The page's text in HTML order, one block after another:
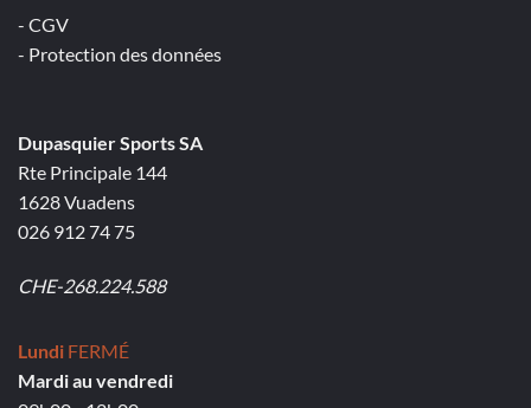
- CGV
- Protection des données
Dupasquier Sports SA
Rte Principale 144
1628 Vuadens
026 912 74 75
CHE-268.224.588
Lundi FERMÉ
Mardi au vendredi